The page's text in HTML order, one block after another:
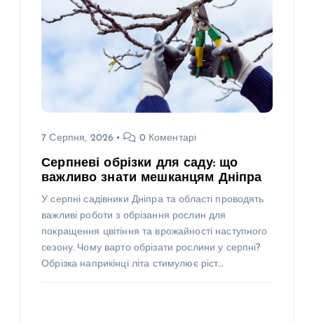
7 Серпня, 2026 0 Коментарі
Серпневі обрізки для саду: що
важливо знати мешканцям Дніпра
У серпні садівники Дніпра та області проводять
важливі роботи з обрізання рослин для
покращення цвітіння та врожайності наступного
сезону. Чому варто обрізати рослини у серпні?
Обрізка наприкінці літа стимулює ріст…